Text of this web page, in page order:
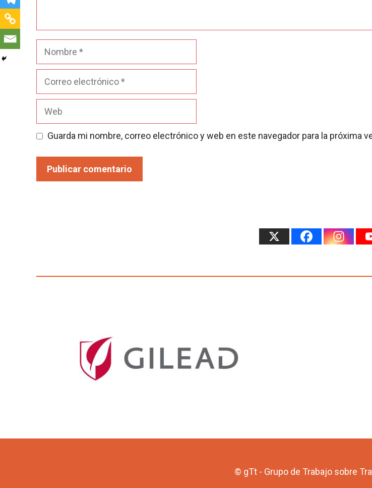
Nombre
Guarda mi nombre, correo electrónico y web en este navegador para la próxima
© gTt - Grupo de Trabajo sobre